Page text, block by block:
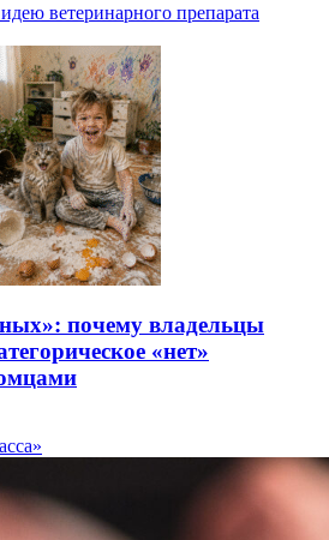
ветеринарного препарата
почему владельцы
«нет»